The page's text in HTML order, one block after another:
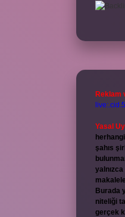
Reklam
Yasal
şahıs
yalnızca
Burada
niteliği
gerçek